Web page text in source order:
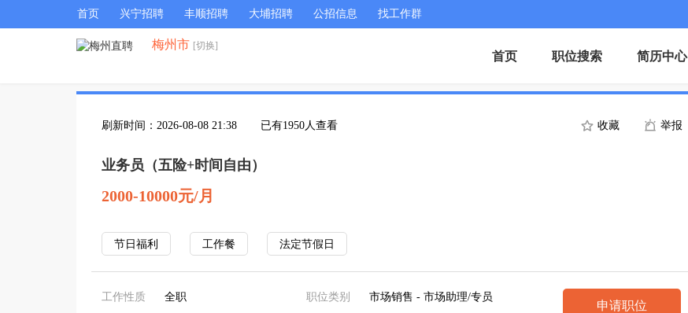
首页 兴宁招聘 丰顺招聘 大埔招聘 公招信息 找工作群
梅州市 [切换]
首页 职位搜索 简历中心
刷新时间：2026-08-08 21:38 已有1950人查看 收藏 举报
业务员（五险+时间自由）
2000-10000元/月
节日福利 工作餐 法定节假日
工作性质 全职 职位类别 市场销售 - 市场助理/专员
申请职位